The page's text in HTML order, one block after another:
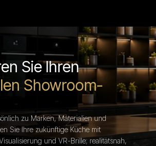
Sie Ihren
Showroom-
zu Marken, Materialien und
Sie Ihre zukünftige Küche mit
und VR-Brille; realitätsnah,